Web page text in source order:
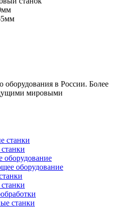
оборудования в России. Более
мировыми
станки
оборудование
оборудование
станки